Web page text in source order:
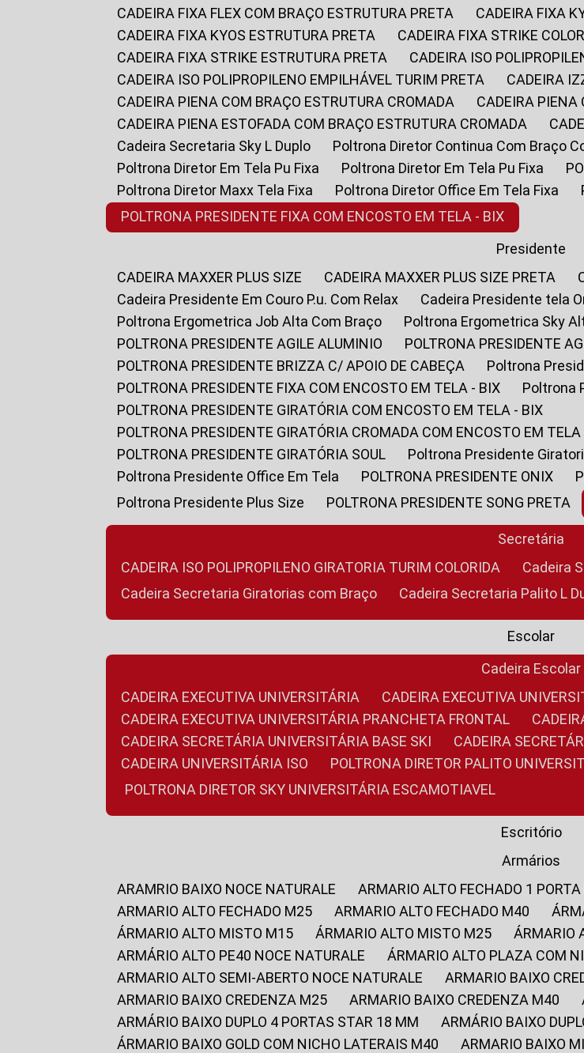
CADEIRA FIXA FLEX COM BRAÇO ESTRUTURA PRETA
CADEIRA FIXA
CADEIRA FIXA KYOS ESTRUTURA PRETA
CADEIRA FIXA STRIKE
CADEIRA FIXA STRIKE ESTRUTURA PRETA
CADEIRA ISO
CADEIRA ISO POLIPROPILENO EMPILHÁVEL TURIM PRETA
CADEIRA
CADEIRA PIENA COM BRAÇO ESTRUTURA CROMADA
CADEIRA
CADEIRA PIENA ESTOFADA COM BRAÇO ESTRUTURA CROMADA
Cadeira Secretaria Sky L Duplo
Poltrona Diretor Continua Com Braço
Poltrona Diretor Em Tela Pu Fixa
Poltrona Diretor Em Tela Pu Fixa
Poltrona Diretor Maxx Tela Fixa
Poltrona Diretor Office Em Tela Fixa
POLTRONA PRESIDENTE FIXA COM ENCOSTO EM TELA - BIX
Presidente
CADEIRA MAXXER PLUS SIZE
CADEIRA MAXXER PLUS SIZE PRETA
Cadeira Presidente Em Couro P.u. Com Relax
Cadeira Presidente tela
Poltrona Ergometrica Job Alta Com Braço
Poltrona Ergometrica Sky
POLTRONA PRESIDENTE AGILE ALUMINIO
POLTRONA PRESIDENTE
POLTRONA PRESIDENTE BRIZZA C/ APOIO DE CABEÇA
Poltrona
POLTRONA PRESIDENTE FIXA COM ENCOSTO EM TELA - BIX
POLTRONA PRESIDENTE GIRATÓRIA COM ENCOSTO EM TELA - BIX
POLTRONA PRESIDENTE GIRATÓRIA CROMADA COM ENCOSTO EM
POLTRONA PRESIDENTE GIRATÓRIA SOUL
Poltrona Presidente
Poltrona Presidente Office Em Tela
POLTRONA PRESIDENTE ONIX
Poltrona Presidente Plus Size
POLTRONA PRESIDENTE SONG PRETA
Secretária
CADEIRA ISO POLIPROPILENO GIRATORIA TURIM COLORIDA
Cadeira
Cadeira Secretaria Giratorias com Braço
Cadeira Secretaria Palito L
Escolar
Cadeira Escolar
CADEIRA EXECUTIVA UNIVERSITÁRIA
CADEIRA EXECUTIVA
CADEIRA EXECUTIVA UNIVERSITÁRIA PRANCHETA FRONTAL
CADEIRA SECRETÁRIA UNIVERSITÁRIA BASE SKI
CADEIRA
CADEIRA UNIVERSITÁRIA ISO
POLTRONA DIRETOR PALITO
POLTRONA DIRETOR SKY UNIVERSITÁRIA ESCAMOTIAVEL
Escritório
Armários
ARAMRIO BAIXO NOCE NATURALE
ARMARIO ALTO FECHADO 1
ARMARIO ALTO FECHADO M25
ARMARIO ALTO FECHADO M40
ÁRMARIO ALTO MISTO M15
ÁRMARIO ALTO MISTO M25
ARMÁRIO ALTO PE40 NOCE NATURALE
ÁRMARIO ALTO PLAZA COM
ARMARIO ALTO SEMI-ABERTO NOCE NATURALE
ARMARIO BAIXO
ARMARIO BAIXO CREDENZA M25
ARMARIO BAIXO CREDENZA M40
ARMÁRIO BAIXO DUPLO 4 PORTAS STAR 18 MM
ARMÁRIO BAIXO
ÁRMARIO BAIXO GOLD COM NICHO LATERAIS M40
ARMARIO BAIXO